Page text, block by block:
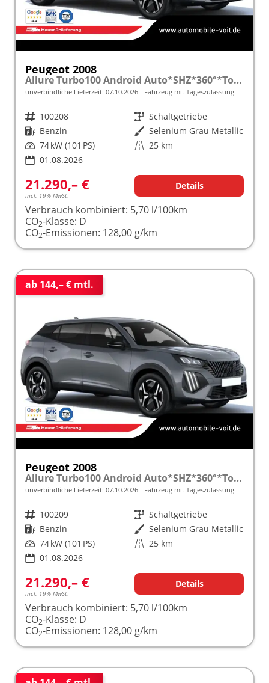
Peugeot 2008
Allure Turbo100 Android Auto*SHZ*360°*Totwinkel*Klimaauto
unverbindliche Lieferzeit: 07.10.2026 Fahrzeug mit Tageszulassung
Fahrzeugnr. 100208 Getriebe Schaltgetriebe
Kraftstoff Benzin Außenfarbe Selenium Grau Metallic
Leistung 74 kW (101 PS) Kilometerstand 25 km
01.08.2026
21.290,– €
incl. 19% MwSt.
Details
Verbrauch kombiniert: 5,70 l/100km
CO2-Klasse: D
CO2-Emissionen: 128,00 g/km
ab 144,– € mtl.
Peugeot 2008
Allure Turbo100 Android Auto*SHZ*360°*Totwinkel*Klimaauto
unverbindliche Lieferzeit: 07.10.2026 Fahrzeug mit Tageszulassung
Fahrzeugnr. 100209 Getriebe Schaltgetriebe
Kraftstoff Benzin Außenfarbe Selenium Grau Metallic
Leistung 74 kW (101 PS) Kilometerstand 25 km
01.08.2026
21.290,– €
incl. 19% MwSt.
Details
Verbrauch kombiniert: 5,70 l/100km
CO2-Klasse: D
CO2-Emissionen: 128,00 g/km